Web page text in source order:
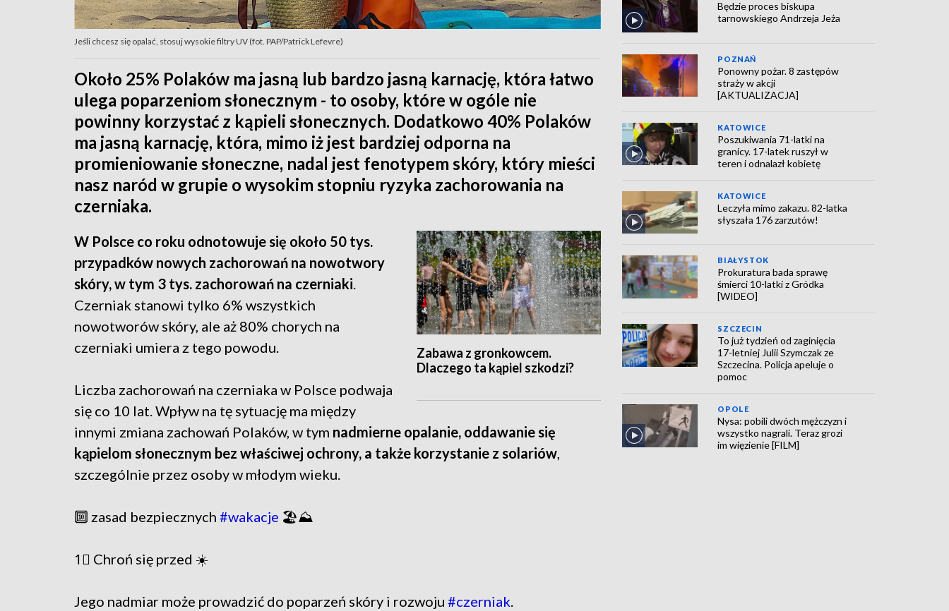
Jeśli chcesz się opalać, stosuj wysokie filtry UV (fot. PAP/Patrick Lefevre)
Około 25% Polaków ma jasną lub bardzo jasną karnację, która łatwo
ulega poparzeniom słonecznym - to osoby, które w ogóle nie
powinny korzystać z kąpieli słonecznych. Dodatkowo 40% Polaków
ma jasną karnację, która, mimo iż jest bardziej odporna na
promieniowanie słoneczne, nadal jest fenotypem skóry, który mieści
nasz naród w grupie o wysokim stopniu ryzyka zachorowania na
czerniaka.
Zabawa z gronkowcem.
Dlaczego ta kąpiel szkodzi?
W Polsce co roku odnotowuje się około 50 tys.
przypadków nowych zachorowań na nowotwory
skóry, w tym 3 tys. zachorowań na czerniaki.
Czerniak stanowi tylko 6% wszystkich
nowotworów skóry, ale aż 80% chorych na
czerniaki umiera z tego powodu.
Liczba zachorowań na czerniaka w Polsce podwaja
się co 10 lat. Wpływ na tę sytuację ma między
innymi zmiana zachowań Polaków, w tym nadmierne opalanie, oddawanie się
kąpielom słonecznym bez właściwej ochrony, a także korzystanie z solariów,
szczególnie przez osoby w młodym wieku.
🔟 zasad bezpiecznych #wakacje 🏖️⛰️
1⃣ Chroń się przed ☀️
Jego nadmiar może prowadzić do poparzeń skóry i rozwoju #czerniak.
Będzie proces biskupa
tarnowskiego Andrzeja Jeża
POZNAŃ
Ponowny pożar. 8 zastępów
straży w akcji
[AKTUALIZACJA]
KATOWICE
Poszukiwania 71-latki na
granicy. 17-latek ruszył w
teren i odnalazł kobietę
KATOWICE
Leczyła mimo zakazu. 82-latka
słyszała 176 zarzutów!
BIAŁYSTOK
Prokuratura bada sprawę
śmierci 10-latki z Gródka
[WIDEO]
SZCZECIN
To już tydzień od zaginięcia
17-letniej Julii Szymczak ze
Szczecina. Policja apeluje o
pomoc
OPOLE
Nysa: pobili dwóch mężczyzn i
wszystko nagrali. Teraz grozi
im więzienie [FILM]